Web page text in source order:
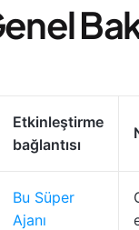
Etkinleştirme
bağlantısı
Bu Süper
Ajanı